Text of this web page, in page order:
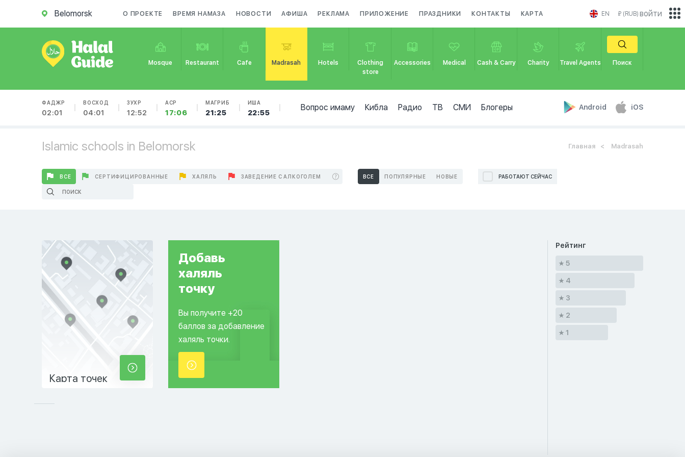
Belomorsk О ПРОЕКТЕ ВРЕМЯ НАМАЗА НОВОСТИ АФИША РЕКЛАМА ПРИЛОЖЕНИЕ ПРАЗДНИКИ КОНТАКТЫ КАРТА EN ₽ (RUB)
Mosque Restaurant Cafe Madrasah Hotels
Clothing
store
Accessories Medical Cash & Carry Charity Travel Agents Поиск
ФАДЖР
02:01
ВОСХОД
04:01
ЗУХР
12:52
АСР
17:06
МАГРИБ
21:25
ИША
22:55
Вопрос имаму Кибла Радио ТВ СМИ Блогеры Android iOS
войти
Islamic schools in Belomorsk Главная Madrasah
ВСЕ СЕРТИФИЦИРОВАННЫЕ ХАЛЯЛЬ ЗАВЕДЕНИЕ С АЛКОГОЛЕМ ВСЕ ПОПУЛЯРНЫЕ НОВЫЕ РАБОТАЮТ СЕЙЧАС
Карта точек
Добавь
халяль
точку
Вы получите +20
баллов за добавление
халяль точки.
Рейтинг
5
4
3
2
1